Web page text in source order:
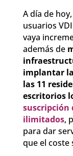
A día de
usuarios
vaya
además de
implantar
las 11
escritorios
suscripción
ilimitados,
para dar
que el coste